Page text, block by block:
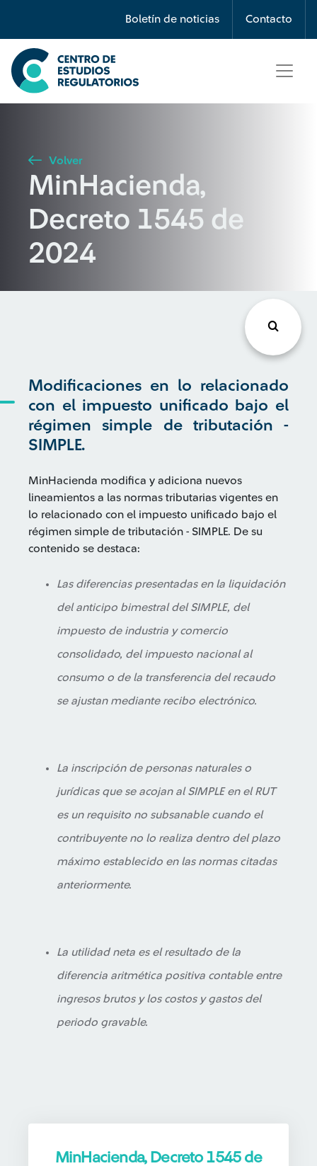
Boletín de noticias Contacto
Búsqueda
Seleccione país
Buscar
Volver
MinHacienda,
Decreto 1545 de
2024
Modificaciones en lo relacionado
con el impuesto unificado bajo el
régimen simple de tributación -
SIMPLE.
MinHacienda modifica y adiciona nuevos
lineamientos a las normas tributarias vigentes en
lo relacionado con el impuesto unificado bajo el
régimen simple de tributación - SIMPLE. De su
contenido se destaca:
Las diferencias presentadas en la liquidación
del anticipo bimestral del SIMPLE, del
impuesto de industria y comercio
consolidado, del impuesto nacional al
consumo o de la transferencia del recaudo
se ajustan mediante recibo electrónico.
La inscripción de personas naturales o
jurídicas que se acojan al SIMPLE en el RUT
es un requisito no subsanable cuando el
contribuyente no lo realiza dentro del plazo
máximo establecido en las normas citadas
anteriormente.
La utilidad neta es el resultado de la
diferencia aritmética positiva contable entre
ingresos brutos y los costos y gastos del
periodo gravable.
MinHacienda, Decreto 1545 de